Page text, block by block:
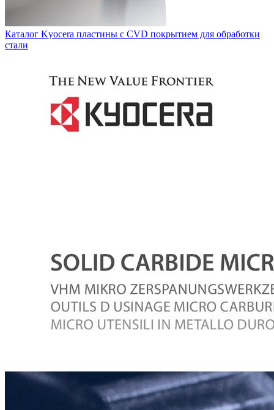
Каталог Kyocera пластины с CVD покрытием для обработки
стали